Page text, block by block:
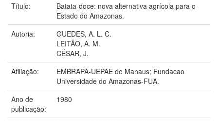
Título:
Batata-doce: nova alternativa agrícola para o
Estado do Amazonas.
Autoria:
GUEDES, A. L. C.
LEITÃO, A. M.
CÉSAR, J.
Afiliação:
EMBRAPA-UEPAE de Manaus; Fundacao
Universidade do Amazonas-FUA.
Ano de
publicação:
1980